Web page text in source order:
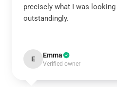
precisely what I was
outstandingly.
E Emma
Verified owner